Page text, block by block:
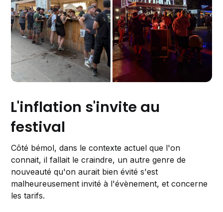
L'inflation s'invite au
festival
Côté bémol, dans le contexte actuel que l'on
connait, il fallait le craindre, un autre genre de
nouveauté qu'on aurait bien évité s'est
malheureusement invité à l'évènement, et concerne
les tarifs.